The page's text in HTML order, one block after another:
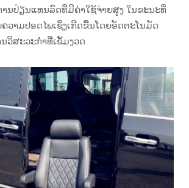
ນປ່ຽນແທນລົດທີ່ມີຄ່າໃຊ້ຈ່າຍສູງ ໃນຂະນະທີ່
ວາມປອດໄພເຊິ່ງເກີດຂື້ນໂດຍອັດຕະໂນມັດ
ວິສະວະກຳທີ່ເຂັ້ມງວດ